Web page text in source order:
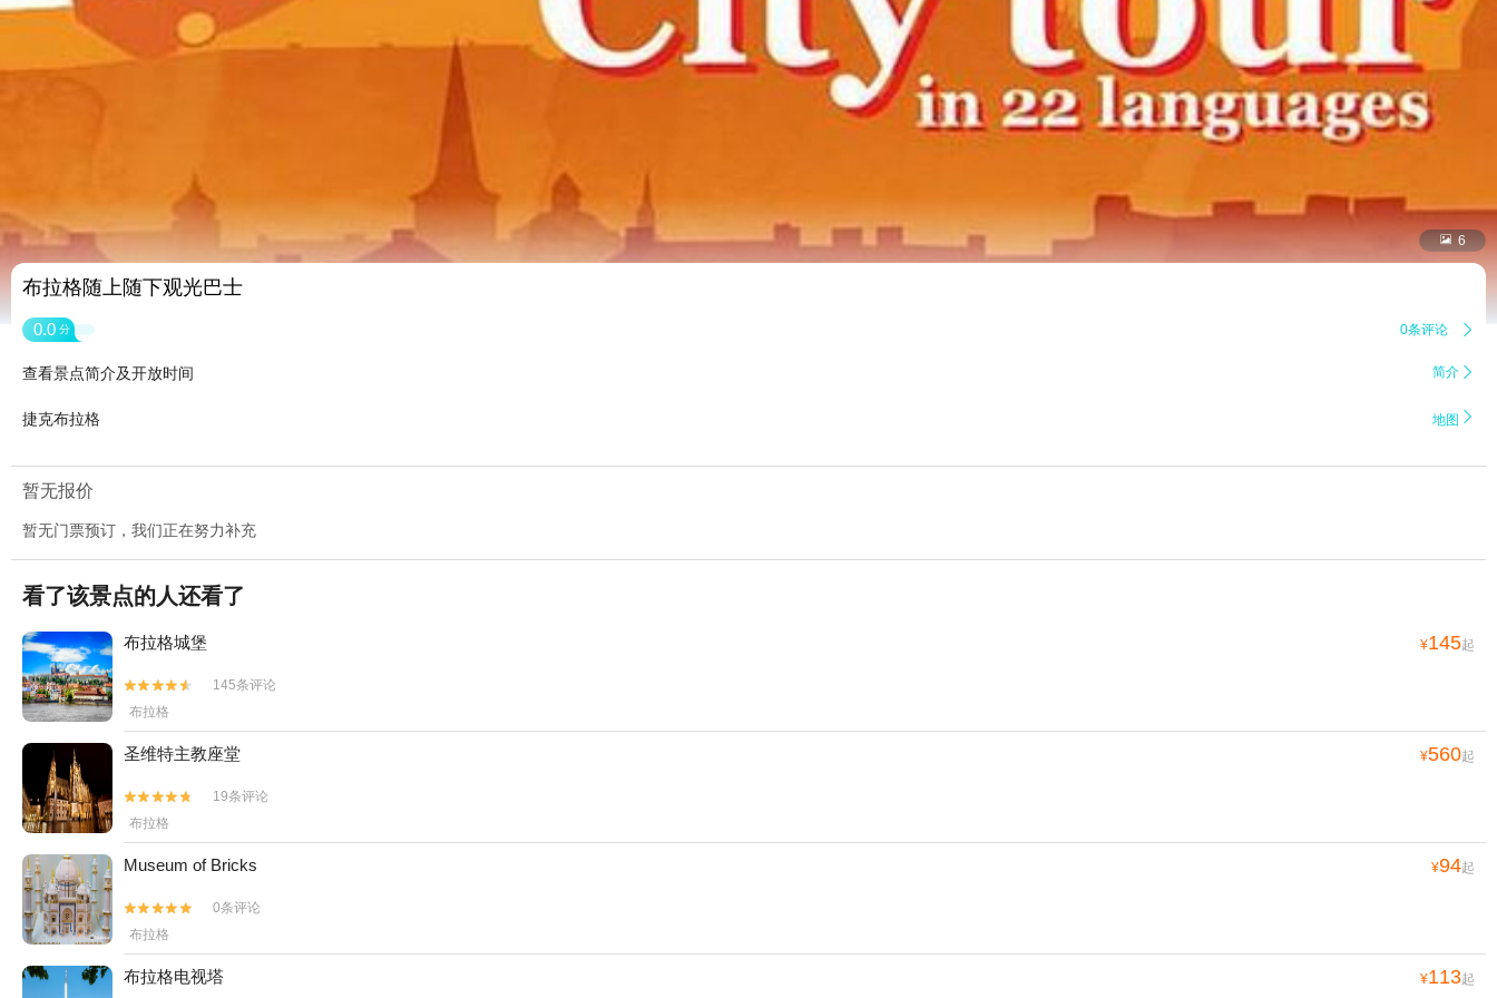
 6
布拉格随上随下观光巴士
0.0 分 0条评论 
查看景点简介及开放时间 简介 
捷克布拉格 地图 
暂无报价
暂无门票预订，我们正在努力补充
看了该景点的人还看了
布拉格城堡 ¥145起


145条评论
布拉格
圣维特主教座堂 ¥560起


19条评论
布拉格
Museum of Bricks ¥94起


0条评论
布拉格
布拉格电视塔 ¥113起